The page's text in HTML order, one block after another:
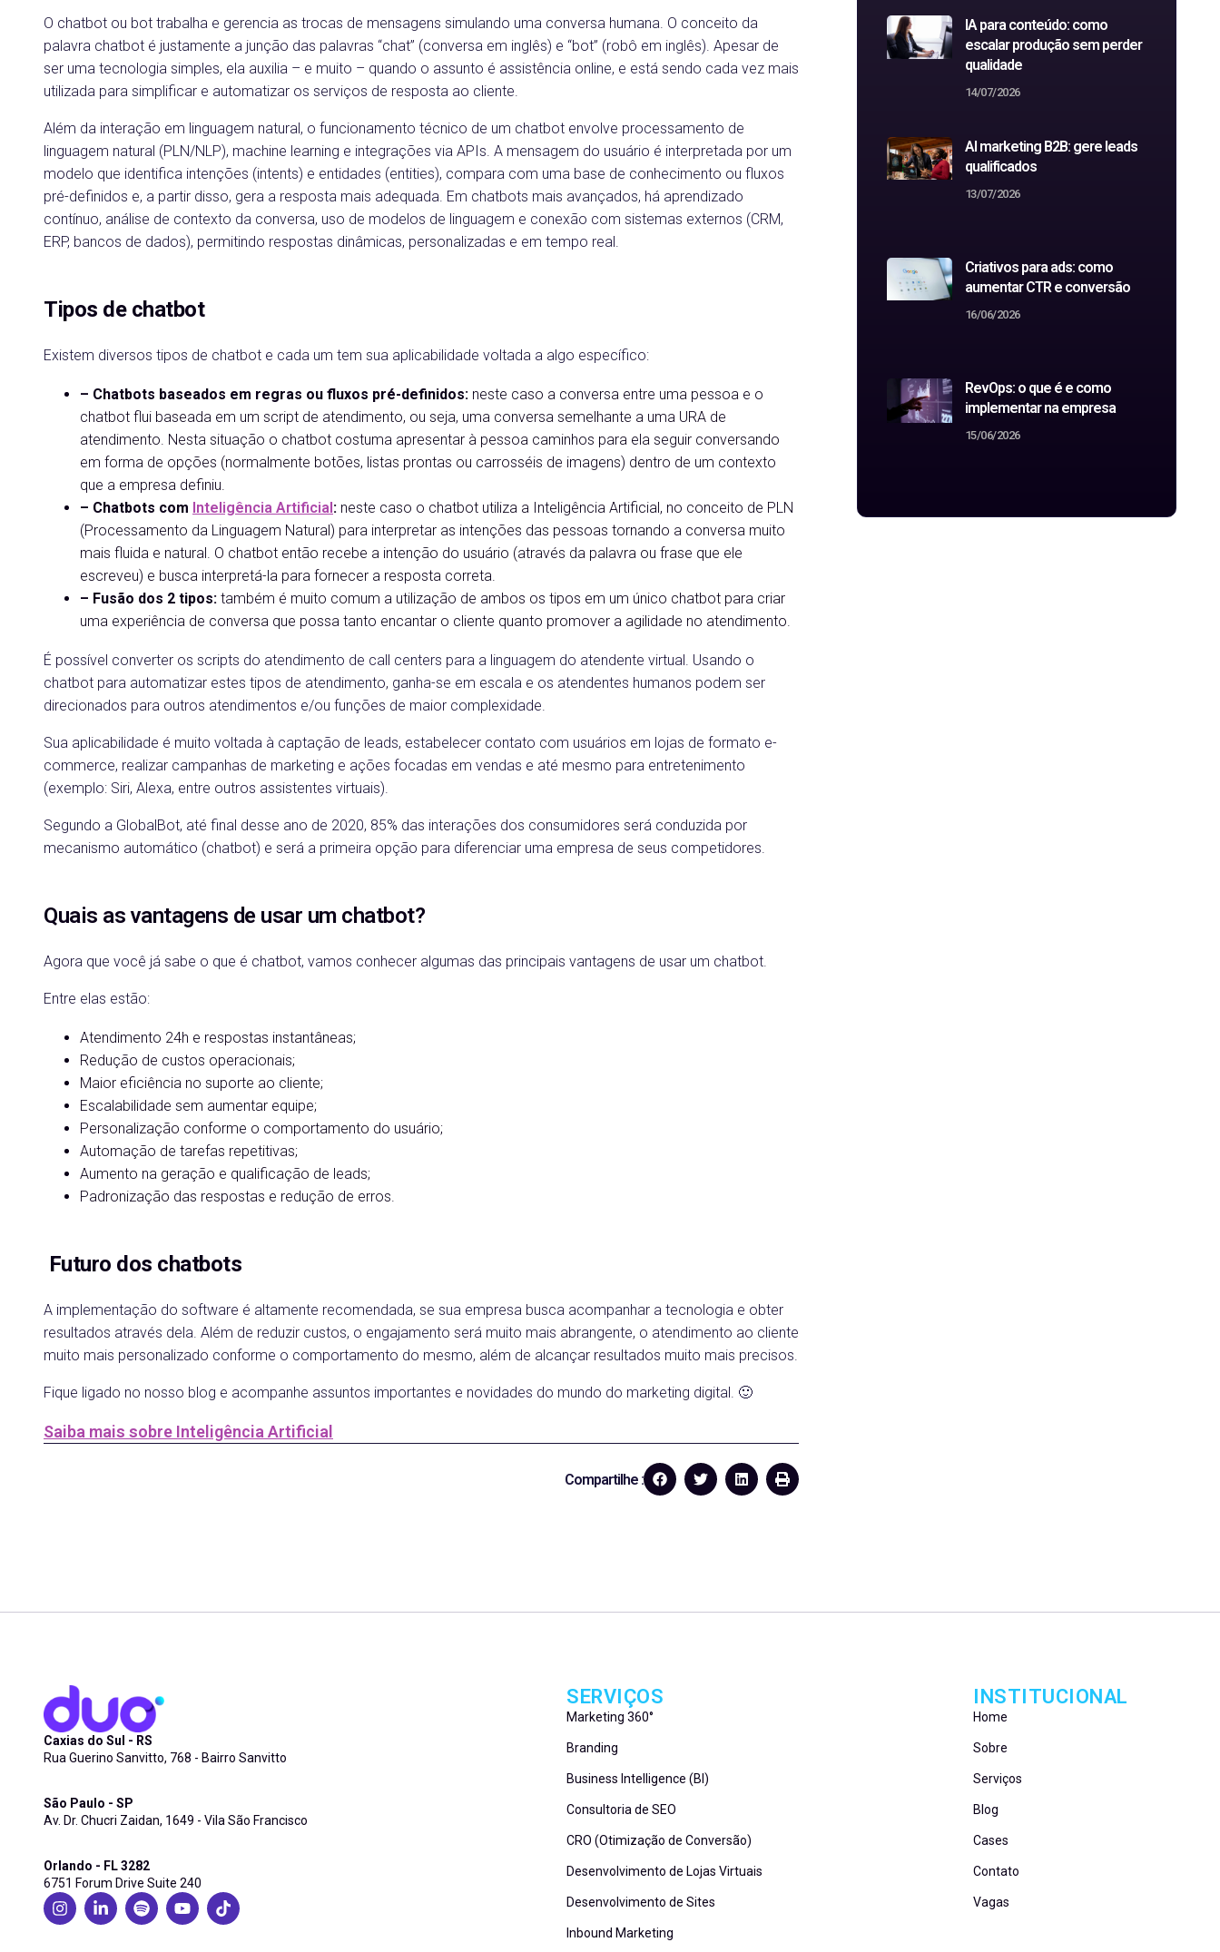
O chatbot ou bot trabalha e gerencia as trocas de mensagens simulando uma conversa humana. O conceito da
palavra chatbot é justamente a junção das palavras “chat” (conversa em inglês) e “bot” (robô em inglês). Apesar de
ser uma tecnologia simples, ela auxilia – e muito – quando o assunto é assistência online, e está sendo cada vez mais
utilizada para simplificar e automatizar os serviços de resposta ao cliente.
Além da interação em linguagem natural, o funcionamento técnico de um chatbot envolve processamento de
linguagem natural (PLN/NLP), machine learning e integrações via APIs. A mensagem do usuário é interpretada por um
modelo que identifica intenções (intents) e entidades (entities), compara com uma base de conhecimento ou fluxos
pré-definidos e, a partir disso, gera a resposta mais adequada. Em chatbots mais avançados, há aprendizado
contínuo, análise de contexto da conversa, uso de modelos de linguagem e conexão com sistemas externos (CRM,
ERP, bancos de dados), permitindo respostas dinâmicas, personalizadas e em tempo real.
Tipos de chatbot
Existem diversos tipos de chatbot e cada um tem sua aplicabilidade voltada a algo específico:
– Chatbots baseados em regras ou fluxos pré-definidos: neste caso a conversa entre uma pessoa e o
chatbot flui baseada em um script de atendimento, ou seja, uma conversa semelhante a uma URA de
atendimento. Nesta situação o chatbot costuma apresentar à pessoa caminhos para ela seguir conversando
em forma de opções (normalmente botões, listas prontas ou carrosséis de imagens) dentro de um contexto
que a empresa definiu.
– Chatbots com Inteligência Artificial: neste caso o chatbot utiliza a Inteligência Artificial, no conceito de PLN
(Processamento da Linguagem Natural) para interpretar as intenções das pessoas tornando a conversa muito
mais fluida e natural. O chatbot então recebe a intenção do usuário (através da palavra ou frase que ele
escreveu) e busca interpretá-la para fornecer a resposta correta.
– Fusão dos 2 tipos: também é muito comum a utilização de ambos os tipos em um único chatbot para criar
uma experiência de conversa que possa tanto encantar o cliente quanto promover a agilidade no atendimento.
É possível converter os scripts do atendimento de call centers para a linguagem do atendente virtual. Usando o
chatbot para automatizar estes tipos de atendimento, ganha-se em escala e os atendentes humanos podem ser
direcionados para outros atendimentos e/ou funções de maior complexidade.
Sua aplicabilidade é muito voltada à captação de leads, estabelecer contato com usuários em lojas de formato e-
commerce, realizar campanhas de marketing e ações focadas em vendas e até mesmo para entretenimento
(exemplo: Siri, Alexa, entre outros assistentes virtuais).
Segundo a GlobalBot, até final desse ano de 2020, 85% das interações dos consumidores será conduzida por
mecanismo automático (chatbot) e será a primeira opção para diferenciar uma empresa de seus competidores.
Quais as vantagens de usar um chatbot?
Agora que você já sabe o que é chatbot, vamos conhecer algumas das principais vantagens de usar um chatbot.
Entre elas estão:
Atendimento 24h e respostas instantâneas;
Redução de custos operacionais;
Maior eficiência no suporte ao cliente;
Escalabilidade sem aumentar equipe;
Personalização conforme o comportamento do usuário;
Automação de tarefas repetitivas;
Aumento na geração e qualificação de leads;
Padronização das respostas e redução de erros.
Futuro dos chatbots
A implementação do software é altamente recomendada, se sua empresa busca acompanhar a tecnologia e obter
resultados através dela. Além de reduzir custos, o engajamento será muito mais abrangente, o atendimento ao cliente
muito mais personalizado conforme o comportamento do mesmo, além de alcançar resultados muito mais precisos.
Fique ligado no nosso blog e acompanhe assuntos importantes e novidades do mundo do marketing digital. 🙂
Saiba mais sobre Inteligência Artificial
Compartilhe :
IA para conteúdo: como
escalar produção sem perder
qualidade
14/07/2026
AI marketing B2B: gere leads
qualificados
13/07/2026
Criativos para ads: como
aumentar CTR e conversão
16/06/2026
RevOps: o que é e como
implementar na empresa
15/06/2026
Caxias do Sul - RS
Rua Guerino Sanvitto, 768 - Bairro Sanvitto
São Paulo - SP
Av. Dr. Chucri Zaidan, 1649 - Vila São Francisco
Orlando - FL 3282
6751 Forum Drive Suite 240
SERVIÇOS
Marketing 360°
Branding
Business Intelligence (BI)
Consultoria de SEO
CRO (Otimização de Conversão)
Desenvolvimento de Lojas Virtuais
Desenvolvimento de Sites
Inbound Marketing
INSTITUCIONAL
Home
Sobre
Serviços
Blog
Cases
Contato
Vagas